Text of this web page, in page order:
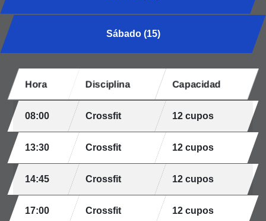
Sábado (15)
Hora Disciplina Capacidad
08:00 Crossfit 12 cupos
13:30 Crossfit 12 cupos
14:45 Crossfit 12 cupos
17:00 Crossfit 12 cupos